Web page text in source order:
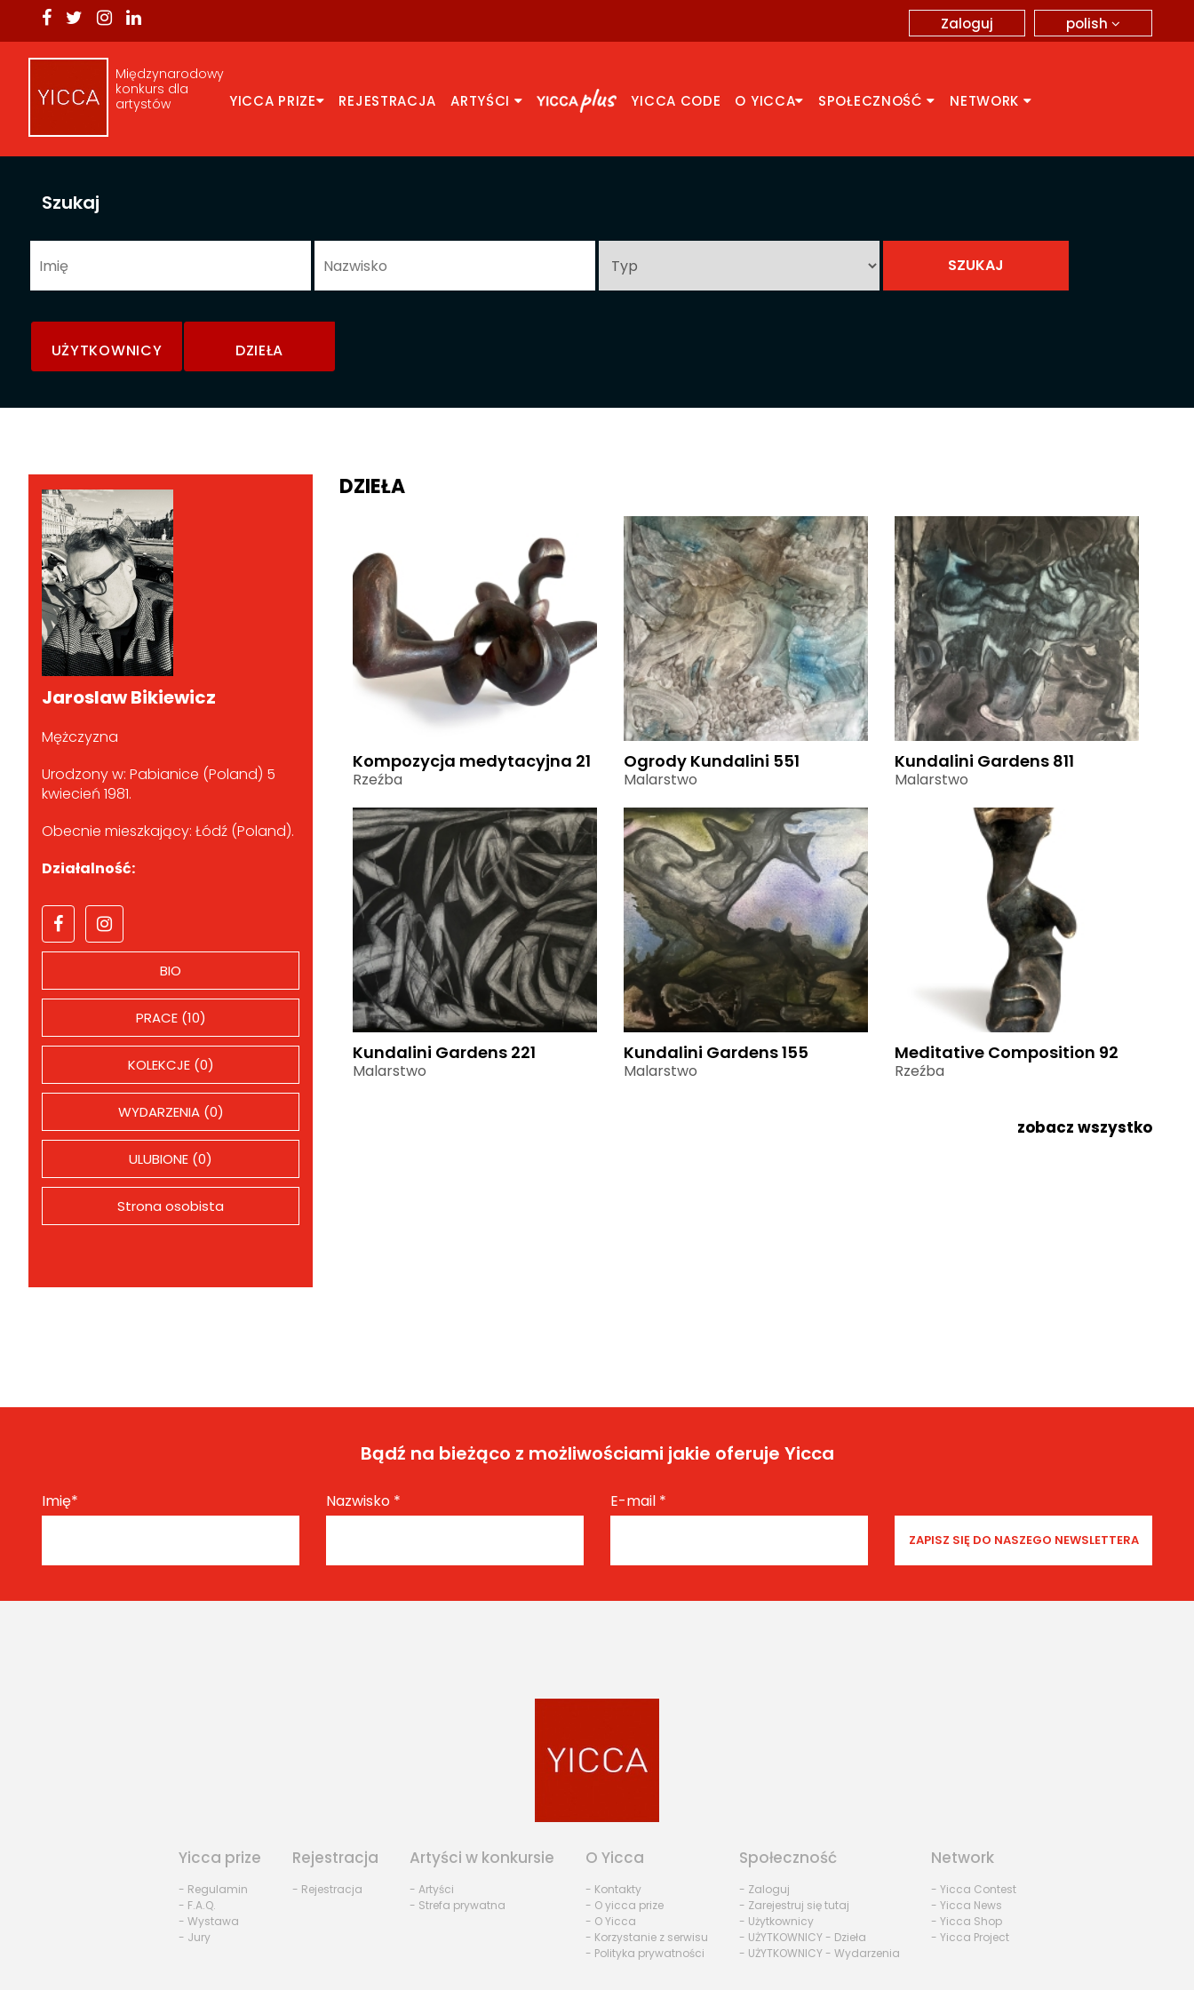
polish
Zaloguj
Międzynarodowy
konkurs dla
artystów
YICCA PRIZE REJESTRACJA ARTYŚCI YICCA CODE O YICCA SPOŁECZNOŚĆ NETWORK
Szukaj
UŻYTKOWNICY DZIEŁA
Jaroslaw Bikiewicz
Mężczyzna
Urodzony w: Pabianice (Poland) 5
kwiecień 1981.
Obecnie mieszkający: Łódź (Poland).
Działalność:
BIO
PRACE (10)
KOLEKCJE (0)
WYDARZENIA (0)
ULUBIONE (0)
Strona osobista
DZIEŁA
Kompozycja medytacyjna 21
Rzeźba
Ogrody Kundalini 551
Malarstwo
Kundalini Gardens 811
Malarstwo
Kundalini Gardens 221
Malarstwo
Kundalini Gardens 155
Malarstwo
Meditative Composition 92
Rzeźba
zobacz wszystko
Bądź na bieżąco z możliwościami jakie oferuje Yicca
Imię* Nazwisko * E-mail *
Yicca prize
- Regulamin
- F.A.Q.
- Wystawa
- Jury
Rejestracja
- Rejestracja
Artyści w konkursie
- Artyści
- Strefa prywatna
O Yicca
- Kontakty
- O yicca prize
- O Yicca
- Korzystanie z serwisu
- Polityka prywatności
Społeczność
- Zaloguj
- Zarejestruj się tutaj
- Użytkownicy
- UŻYTKOWNICY - Dzieła
- UŻYTKOWNICY - Wydarzenia
Network
- Yicca Contest
- Yicca News
- Yicca Shop
- Yicca Project